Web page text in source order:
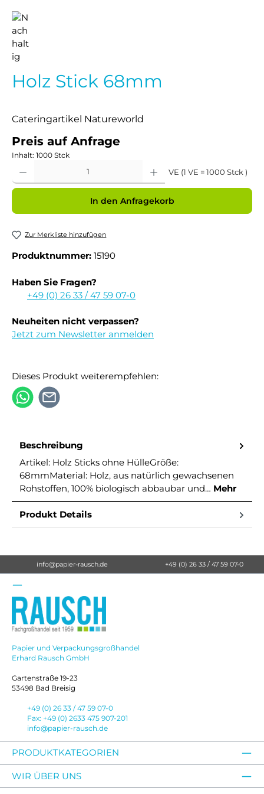
Holz Stick 68mm
Cateringartikel Natureworld
Preis auf Anfrage
Inhalt: 1000 Stck
VE (1 VE = 1000 Stck )
In den Anfragekorb
Zur Merkliste hinzufügen
Produktnummer: 15190
Haben Sie Fragen?
+49 (0) 26 33 / 47 59 07-0
Neuheiten nicht verpassen?
Jetzt zum Newsletter anmelden
Dieses Produkt weiterempfehlen:
Beschreibung
Artikel: Holz Sticks ohne HülleGröße:
68mmMaterial: Holz, aus natürlich gewachsenen
Rohstoffen, 100% biologisch abbaubar und… Mehr
Produkt Details
info@papier-rausch.de +49 (0) 26 33 / 47 59 07-0
Papier und Verpackungsgroßhandel
Erhard Rausch GmbH
Gartenstraße 19-23
53498 Bad Breisig
+49 (0) 26 33 / 47 59 07-0
Fax: +49 (0) 2633 475 907-201
info@papier-rausch.de
PRODUKTKATEGORIEN
WIR ÜBER UNS